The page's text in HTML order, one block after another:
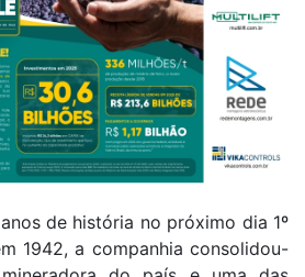
de história no próximo dia 1º
1942, a companhia consolidou-